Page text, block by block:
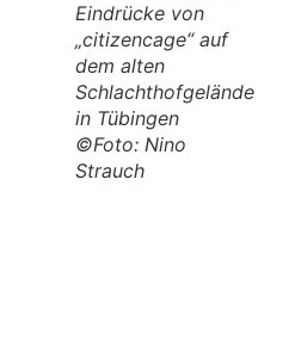
Eindrücke von
„citizencage“ auf
dem alten
Schlachthofgelände
in Tübingen
©Foto: Nino
Strauch